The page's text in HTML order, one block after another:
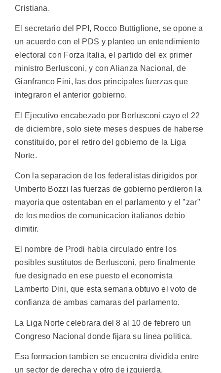
Cristiana.
El secretario del PPI, Rocco Buttiglione, se opone a
un acuerdo con el PDS y planteo un entendimiento
electoral con Forza Italia, el partido del ex primer
ministro Berlusconi, y con Alianza Nacional, de
Gianfranco Fini, las dos principales fuerzas que
integraron el anterior gobierno.
El Ejecutivo encabezado por Berlusconi cayo el 22
de diciembre, solo siete meses despues de haberse
constituido, por el retiro del gobierno de la Liga
Norte.
Con la separacion de los federalistas dirigidos por
Umberto Bozzi las fuerzas de gobierno perdieron la
mayoria que ostentaban en el parlamento y el "zar"
de los medios de comunicacion italianos debio
dimitir.
El nombre de Prodi habia circulado entre los
posibles sustitutos de Berlusconi, pero finalmente
fue designado en ese puesto el economista
Lamberto Dini, que esta semana obtuvo el voto de
confianza de ambas camaras del parlamento.
La Liga Norte celebrara del 8 al 10 de febrero un
Congreso Nacional donde fijara su linea politica.
Esa formacion tambien se encuentra dividida entre
un sector de derecha y otro de izquierda.